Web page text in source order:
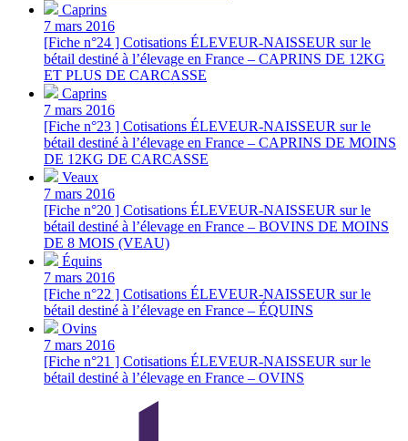
Caprins
7 mars 2016
[Fiche n°24 ] Cotisations ÉLEVEUR-NAISSEUR sur le
bétail destiné à l’élevage en France – CAPRINS DE 12KG
ET PLUS DE CARCASSE
Caprins
7 mars 2016
[Fiche n°23 ] Cotisations ÉLEVEUR-NAISSEUR sur le
bétail destiné à l’élevage en France – CAPRINS DE MOINS
DE 12KG DE CARCASSE
Veaux
7 mars 2016
[Fiche n°20 ] Cotisations ÉLEVEUR-NAISSEUR sur le
bétail destiné à l’élevage en France – BOVINS DE MOINS
DE 8 MOIS (VEAU)
Équins
7 mars 2016
[Fiche n°22 ] Cotisations ÉLEVEUR-NAISSEUR sur le
bétail destiné à l’élevage en France – ÉQUINS
Ovins
7 mars 2016
[Fiche n°21 ] Cotisations ÉLEVEUR-NAISSEUR sur le
bétail destiné à l’élevage en France – OVINS